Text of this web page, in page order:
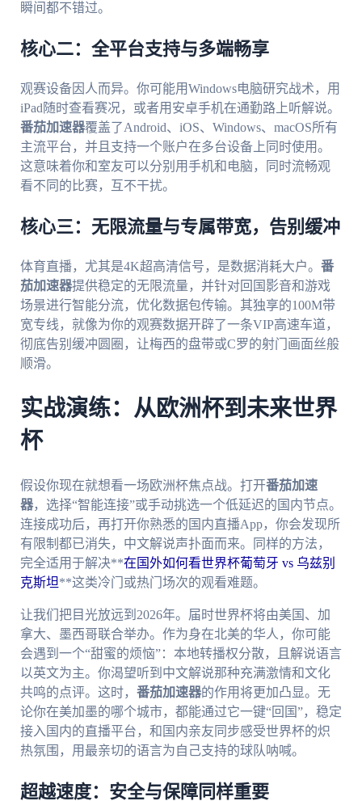
瞬间都不错过。
核心二：全平台支持与多端畅享
观赛设备因人而异。你可能用Windows电脑研究战术，用
iPad随时查看赛况，或者用安卓手机在通勤路上听解说。
番茄加速器覆盖了Android、iOS、Windows、macOS所有
主流平台，并且支持一个账户在多台设备上同时使用。
这意味着你和室友可以分别用手机和电脑，同时流畅观
看不同的比赛，互不干扰。
核心三：无限流量与专属带宽，告别缓冲
体育直播，尤其是4K超高清信号，是数据消耗大户。 番
茄加速器提供稳定的无限流量，并针对回国影音和游戏
场景进行智能分流，优化数据包传输。其独享的100M带
宽专线，就像为你的观赛数据开辟了一条VIP高速车道，
彻底告别缓冲圆圈，让梅西的盘带或C罗的射门画面丝般
顺滑。
实战演练：从欧洲杯到未来世界
杯
假设你现在就想看一场欧洲杯焦点战。打开番茄加速
器，选择“智能连接”或手动挑选一个低延迟的国内节点。
连接成功后，再打开你熟悉的国内直播App，你会发现所
有限制都已消失，中文解说声扑面而来。同样的方法，
完全适用于解决**在国外如何看世界杯葡萄牙 vs 乌兹别
克斯坦**这类冷门或热门场次的观看难题。
让我们把目光放远到2026年。届时世界杯将由美国、加
拿大、墨西哥联合举办。作为身在北美的华人，你可能
会遇到一个“甜蜜的烦恼”：本地转播权分散，且解说语言
以英文为主。你渴望听到中文解说那种充满激情和文化
共鸣的点评。这时， 番茄加速器的作用将更加凸显。无
论你在美加墨的哪个城市，都能通过它一键“回国”，稳定
接入国内的直播平台，和国内亲友同步感受世界杯的炽
热氛围，用最亲切的语言为自己支持的球队呐喊。
超越速度：安全与保障同样重要